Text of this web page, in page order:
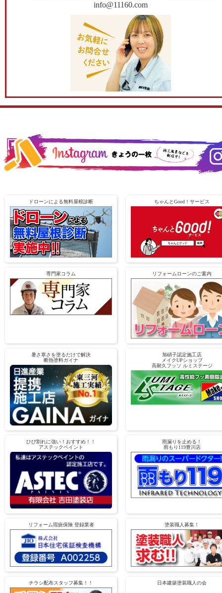
info@11160.com
ドローンによる無料屋根診断 ちゃんとGood！サービス
専門家コラム リフォームローンのご案内
暑さ寒さを塗るだけで解決
断熱塗料ガイナ
旭硝子認定施工店
メイクUPショップ
高耐久フッソ ルミステージ
ひび割れに強い！おすすめ！！
アステックペイント
雨漏りを止める！
雨もり119豊川店
リフォーム瑕疵保険 登録業者 塗装職人募集！
チラシ配布スタッフ募集！！ 日本建築塗装職人の会